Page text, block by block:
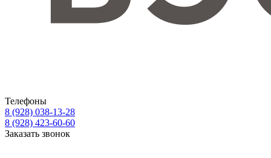
Телефоны
8 (928) 038-13-28
8 (928) 423-60-60
Заказать звонок